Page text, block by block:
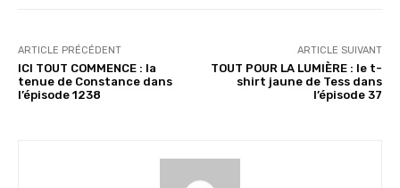
ARTICLE PRÉCÉDENT
ICI TOUT COMMENCE : la
tenue de Constance dans
l’épisode 1238
ARTICLE SUIVANT
TOUT POUR LA LUMIÈRE : le t-
shirt jaune de Tess dans
l’épisode 37